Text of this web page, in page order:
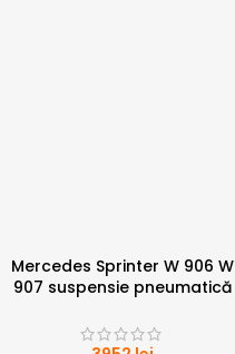
Mercedes Sprinter W 906 W
907 suspensie pneumatică
tone cu compresor